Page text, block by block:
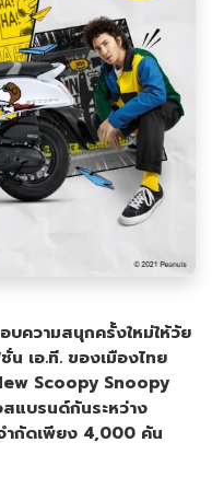
ามสนุกครั้งใหม่ให้วัย
เอ.ที. ของเมืองไทย
Scoopy Snoopy
แบรนด์กันระหว่าง
ำกัดเพียง 4,000 คัน